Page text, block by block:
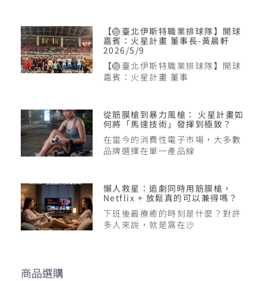
【🏐臺北伊斯特職業排球隊】開球
嘉賓：火星計畫 董事長-黃晨軒
2026/5/9
【🏐臺北伊斯特職業排球隊】開球
嘉賓：火星計畫 董事
從筋膜槍到暴力風槍： 火星計畫如
何將「馬達技術」發揮到極致？
在當今的消費性電子市場，大多數
品牌選擇在單一產品線
懶人救星：追劇同時用筋膜槍，
Netflix + 放鬆真的可以兼得嗎？
下班後最療癒的時刻是什麼？對許
多人來說，就是窩在沙
商品選購